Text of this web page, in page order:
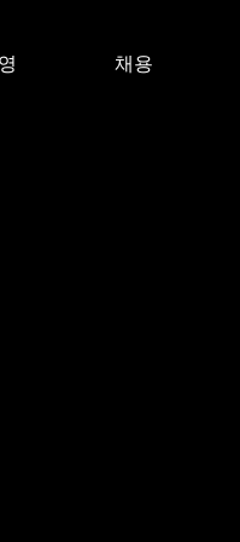
채용